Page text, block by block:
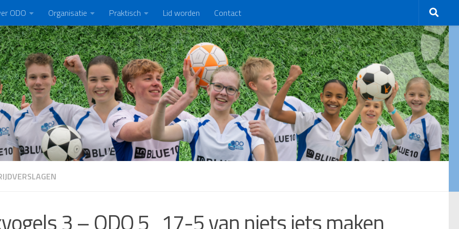
ODO Organisatie Praktisch Lid worden Contact
3 – ODO 5 17-5 van niets iets maken